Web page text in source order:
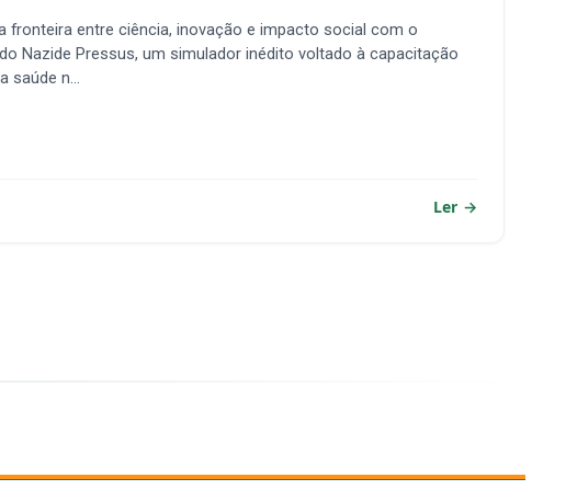
fronteira entre ciência, inovação e impacto social com o
Nazide Pressus, um simulador inédito voltado à capacitação
saúde n...
Ler